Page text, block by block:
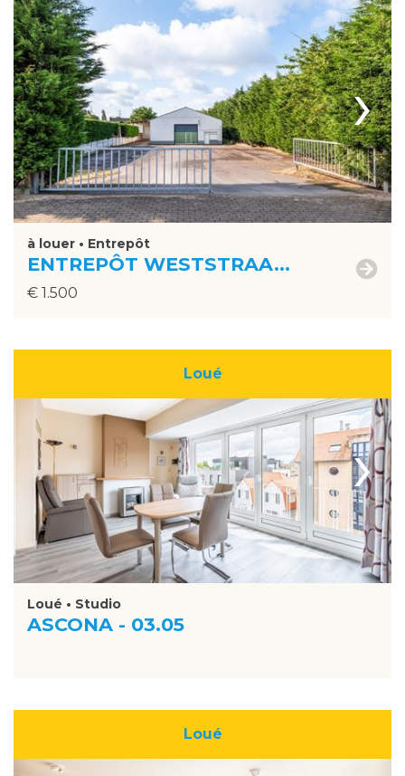
›
à louer • Entrepôt
ENTREPÔT WESTSTRAA...
€ 1.500
Loué
›
Loué • Studio
ASCONA - 03.05
Loué